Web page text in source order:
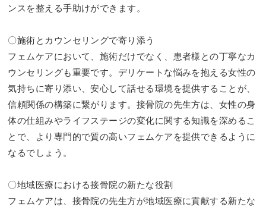
ンスを整える手助けができます。
〇施術とカウンセリングで寄り添う
フェムケアにおいて、施術だけでなく、患者様との丁寧なカ
ウンセリングも重要です。デリケートな悩みを抱える女性の
気持ちに寄り添い、安心して話せる環境を提供することが、
信頼関係の構築に繋がります。接骨院の先生方は、女性の身
体の仕組みやライフステージの変化に関する知識を深めるこ
とで、より専門的で質の高いフェムケアを提供できるように
なるでしょう。
〇地域医療における接骨院の新たな役割
フェムケアは、接骨院の先生方が地域医療に貢献する新たな